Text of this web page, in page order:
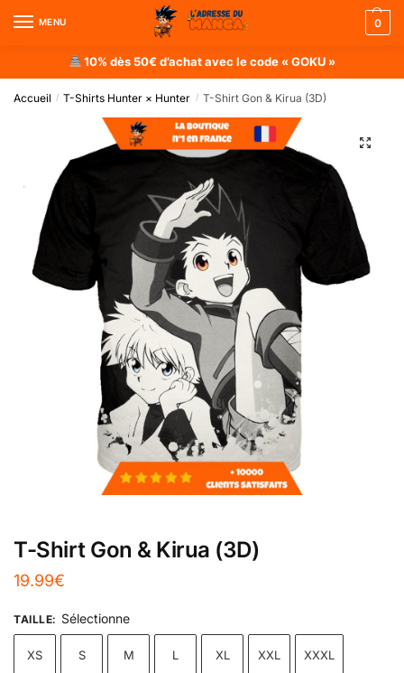
MENU 0
10% dès 50€ d’achat avec le code « GOKU »
Accueil / T-Shirts Hunter × Hunter / T-Shirt Gon & Kirua (3D)
T-Shirt Gon & Kirua (3D)
19.99€
TAILLE: Sélectionne
XS S M L XL XXL XXXL